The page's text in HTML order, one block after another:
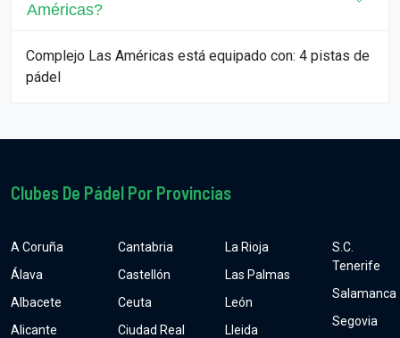
Américas?
Complejo Las Américas está equipado con: 4 pistas de
pádel
Clubes De Pádel Por Provincias
A Coruña
Álava
Albacete
Alicante
Cantabria
Castellón
Ceuta
Ciudad Real
La Rioja
Las Palmas
León
Lleida
S.C.
Tenerife
Salamanca
Segovia